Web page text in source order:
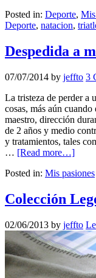
Posted in: Deporte, Mis
Deporte, natacion,
Despedida a
07/07/2014 by jeffto 3
La tristeza de perder a
cosas, más aún
maestro, dirección
de 2 años y medio
y tratamientos, tales
… [Read more…]
Posted in: Mis pasiones
Colección
02/06/2013 by jeffto